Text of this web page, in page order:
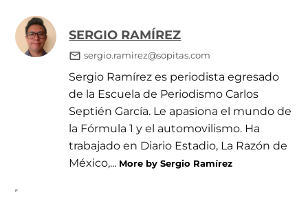
SERGIO RAMÍREZ
sergio.ramirez@sopitas.com
Sergio Ramírez es periodista egresado
de la Escuela de Periodismo Carlos
Septién García. Le apasiona el mundo de
la Fórmula 1 y el automovilismo. Ha
trabajado en Diario Estadio, La Razón de
México,... More by Sergio Ramírez